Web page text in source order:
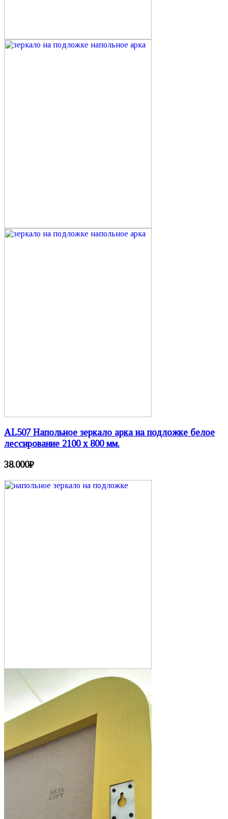
AL507 Напольное зеркало арка на подложке белое
лессирование 2100 х 800 мм.
38.000₽